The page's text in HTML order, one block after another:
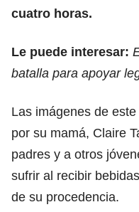
cuatro horas.
Le puede interesar:
batalla para apoyar
Las imágenes de
por su mamá, Claire
padres y a otros
sufrir al recibir
de su procedencia.